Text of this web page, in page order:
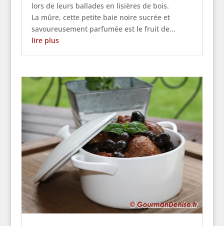
lors de leurs ballades en lisières de bois.
La mûre, cette petite baie noire sucrée et
savoureusement parfumée est le fruit de...
lire plus